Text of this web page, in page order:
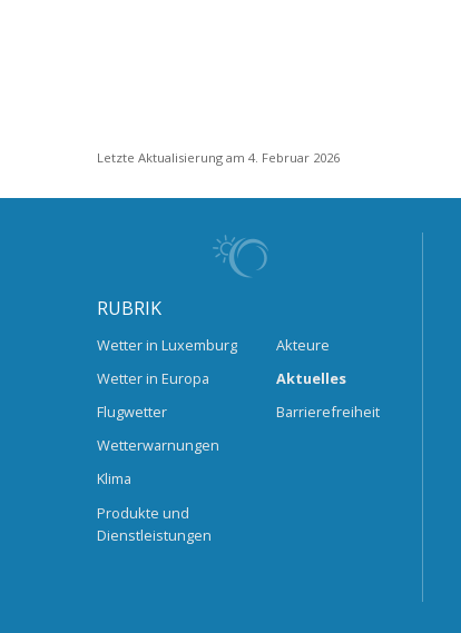
Letzte Aktualisierung am 4. Februar 2026
RUBRIK
Wetter in Luxemburg
Wetter in Europa
Flugwetter
Wetterwarnungen
Klima
Produkte und
Dienstleistungen
Akteure
Aktuelles
Barrierefreiheit